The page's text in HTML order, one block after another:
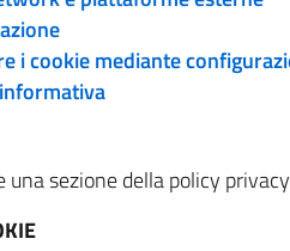
i cookie mediante
una sezione della policy